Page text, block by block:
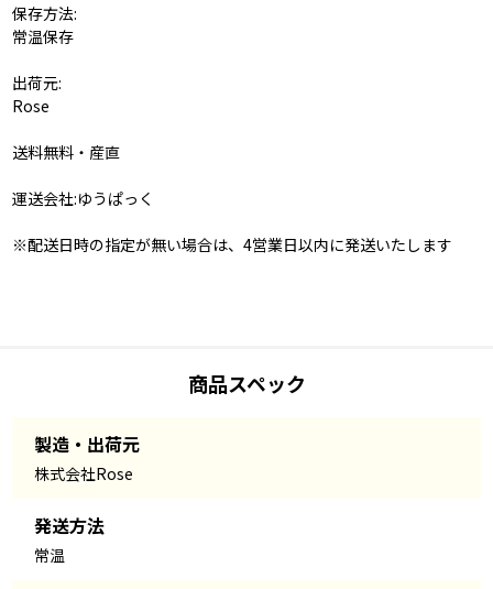
保存方法:
常温保存
出荷元:
Rose
送料無料・産直
運送会社:ゆうぱっく
※配送日時の指定が無い場合は、4営業日以内に発送いたします
商品スペック
製造・出荷元
株式会社Rose
発送方法
常温